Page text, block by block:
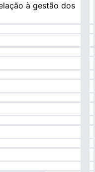
à gestão dos